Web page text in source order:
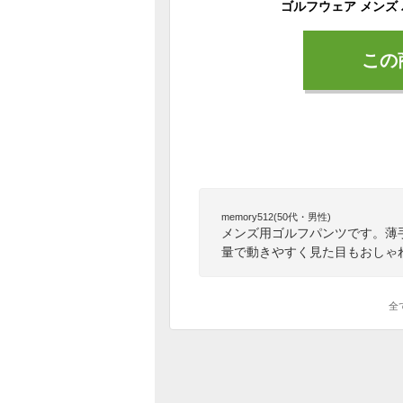
こ
memory512(50代・男性)
メンズ用ゴルフパンツです。
量で動きやすく見た目もおしゃ
全